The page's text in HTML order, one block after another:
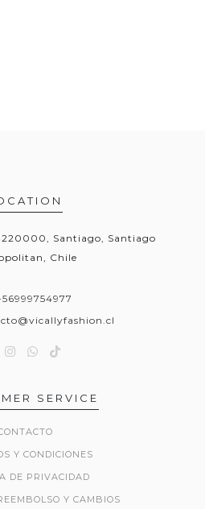
Santiago, Santiago
Chile
SERVICE
Y CONDICIONES
DE PRIVACIDAD
Y CAMBIOS